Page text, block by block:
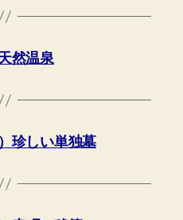
然温泉
珍しい単独墓